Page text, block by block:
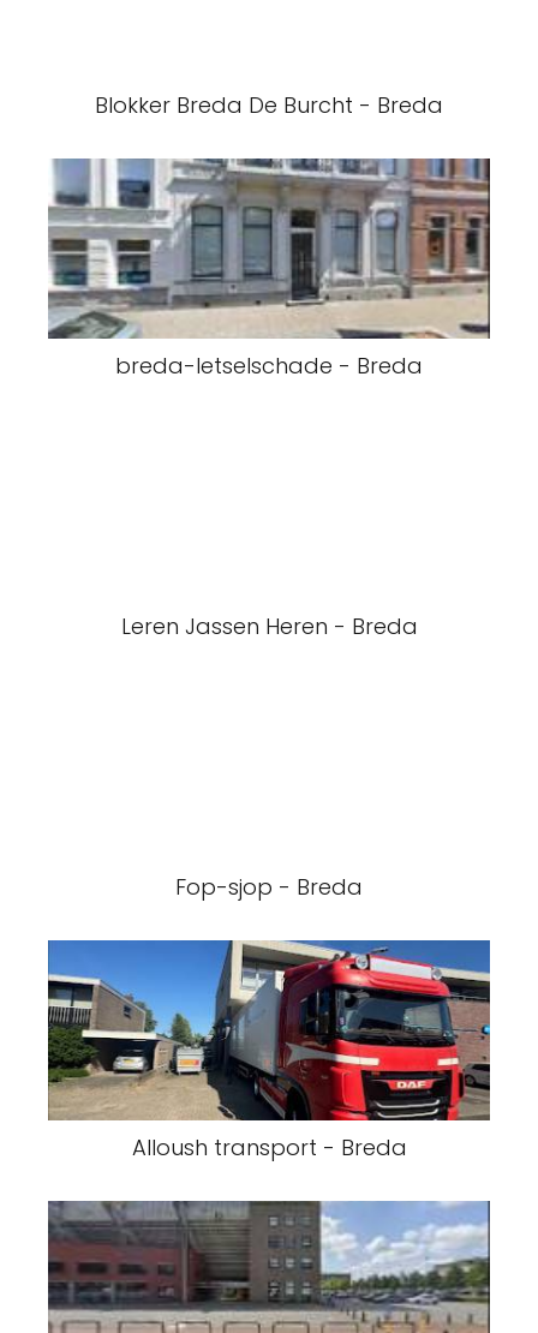
Blokker Breda De Burcht - Breda
breda-letselschade - Breda
Leren Jassen Heren - Breda
Fop-sjop - Breda
Alloush transport - Breda